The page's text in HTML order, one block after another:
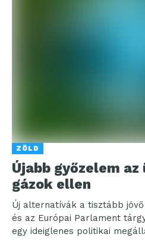
ZÖLD
Újabb győzelem
gázok ellen
Új alternatívák a tisztább
és az Európai Parlament
egy ideiglenes politikai